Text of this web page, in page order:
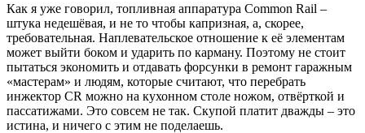
Как я уже говорил, топливная аппаратура Common Rail –
штука недешёвая, и не то чтобы капризная, а, скорее,
требовательная. Наплевательское отношение к её элементам
может выйти боком и ударить по карману. Поэтому не стоит
пытаться экономить и отдавать форсунки в ремонт гаражным
«мастерам» и людям, которые считают, что перебрать
инжектор CR можно на кухонном столе ножом, отвёрткой и
пассатижами. Это совсем не так. Скупой платит дважды – это
истина, и ничего с этим не поделаешь.